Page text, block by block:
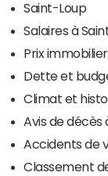
Saint-Loup
Salaires à
Prix
Dette et
Climat et
Avis de décès
Accidents de
Classement